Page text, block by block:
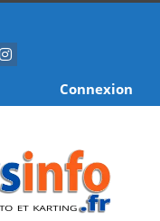
Connexion